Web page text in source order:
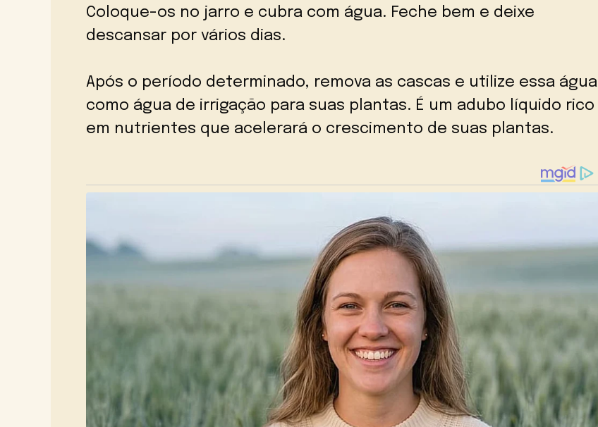
Coloque-os no jarro e cubra com água. Feche bem e deixe
descansar por vários dias.
Após o período determinado, remova as cascas e utilize essa água
como água de irrigação para suas plantas. É um adubo líquido rico
em nutrientes que acelerará o crescimento de suas plantas.